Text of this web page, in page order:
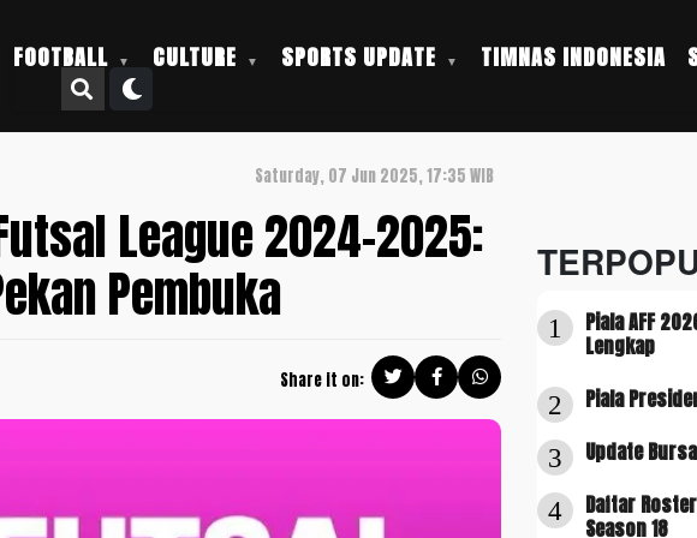
FOOTBALL CULTURE SPORTS UPDATE TIMNAS INDONESIA
Saturday, 07 Jun 2025, 17:35 WIB
League 2024-2025:
Pembuka
Share it on:
1
Piala AFF
Lengkap
2 Piala
3 Update
4
Daftar
Season 18